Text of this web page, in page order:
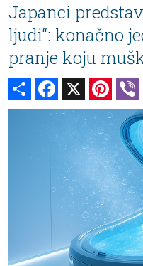
Japanci
ljudi“: konačno
pranje koju
Share Facebook